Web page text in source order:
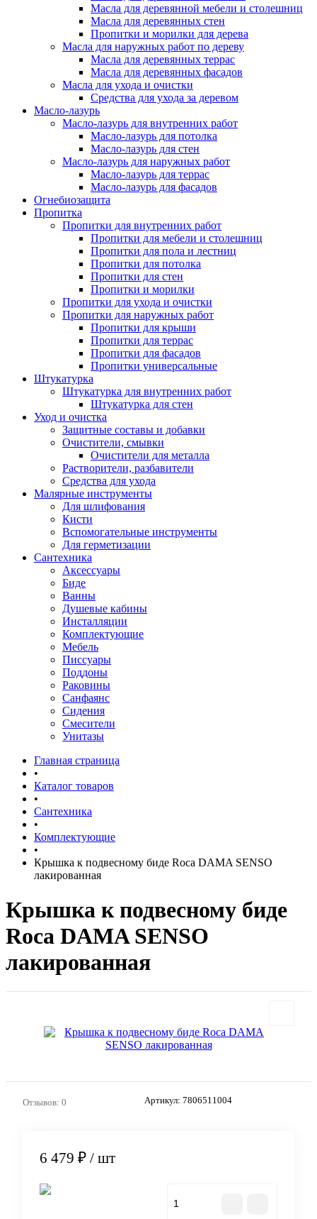
Масла для деревянной мебели и столешниц
Масла для деревянных стен
Пропитки и морилки для дерева
Масла для наружных работ по дереву
Масла для деревянных террас
Масла для деревянных фасадов
Масла для ухода и очистки
Средства для ухода за деревом
Масло-лазурь
Масло-лазурь для внутренних работ
Масло-лазурь для потолка
Масло-лазурь для стен
Масло-лазурь для наружных работ
Масло-лазурь для террас
Масло-лазурь для фасадов
Огнебиозащита
Пропитка
Пропитки для внутренних работ
Пропитки для мебели и столешниц
Пропитки для пола и лестниц
Пропитки для потолка
Пропитки для стен
Пропитки и морилки
Пропитки для ухода и очистки
Пропитки для наружных работ
Пропитки для крыши
Пропитки для террас
Пропитки для фасадов
Пропитки универсальные
Штукатурка
Штукатурка для внутренних работ
Штукатурка для стен
Уход и очистка
Защитные составы и добавки
Очистители, смывки
Очистители для металла
Растворители, разбавители
Средства для ухода
Малярные инструменты
Для шлифования
Кисти
Вспомогательные инструменты
Для герметизации
Сантехника
Аксессуары
Биде
Ванны
Душевые кабины
Инсталляции
Комплектующие
Мебель
Писсуары
Поддоны
Раковины
Санфаянс
Сидения
Смесители
Унитазы
Главная страница
•
Каталог товаров
•
Сантехника
•
Комплектующие
•
Крышка к подвесному биде Roca DAMA SENSO
лакированная
Крышка к подвесному биде
Roca DAMA SENSO
лакированная
Отзывов: 0 Артикул: 7806511004
6 479 ₽ / шт